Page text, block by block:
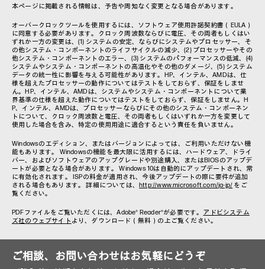
本ページに掲載される情報は、予告や周知なく変更となる場合があります。
オーバークロックツールを使用するには、ソフトウェア使用許諾契約書（EULA）
に同意する必要があります。クロック周波数ならびに電圧、その両者もしくはい
ずれか一方の変更は、(1) システムの安定、ならびにシステムやプロセッサー、そ
の他システム・コンポーネントのライフサイクルの減少、(2) プロセッサーやその
他システム・コンポーネントのエラー、(3) システムのパフォーマンスの低減、(4)
システムやシステム・コンポーネントの高温化やその他のダメージ、(5) システム
データの統一性に影響を与える可能性があります。HP、インテル、AMDは、仕
様を超えたプロセッサーの動作についてはテストをしておらず、保証をしませ
ん。HP、インテル、AMDは、システムやシステム・コンポーネントについて業
界基準の仕様を超えた動作についてはテストをしておらず、保証をしません。H
P、インテル、AMDは、プロセッサーならびにその他のシステム・コンポーネン
トについて、クロック周波数と電圧、その両者もしくはいずれか一方を変更して
使用した場合を含み、特定の使用用途に適合するという責任を負いません。
Windowsのエディション、またはバージョンによっては、ご利用いただけない機
能もあります。 Windowsの機能を最大限に活用するには、ハードウェア、ドライ
バー、およびソフトウェアのアップグレードや別途購入、またはBIOSのアップデ
ートが必要となる場合があります。 Windows 10は自動的にアップデートされ、常
に有効化されます。 ISPの料金が適用され、今後アップデートの際に要件が追加
される場合もあります。 詳細については、 http://www.microsoft.com/ja-jp/ をご
覧ください。
PDFファイルをご覧いただくには、Adobe® Reader®が必要です。 アドビシステム
ズ社のウェブサイト より、ダウンロード（無料）の上ご覧ください。
ご相談、お問い合わせはお気軽にどうぞ